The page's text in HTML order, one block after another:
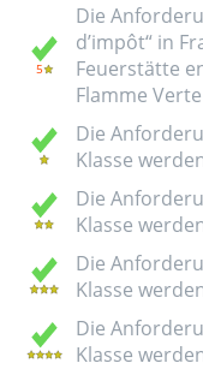
Die
d’impôt“ in
Feuerstätte
Flamme
Die
Klasse
Die
Klasse
Die
Klasse
Die
Klasse